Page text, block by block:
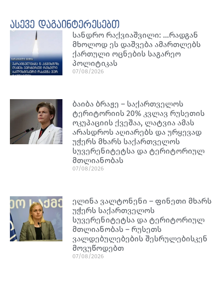
ასევე დაგაინტერესებთ
სანდრო რაქვიაშვილი: …რადგან
მხოლოდ ეს დაშვება ამართლებს
ქართული ოცნების საგარეო
პოლიტიკას
07/08/2026
ბაიბა ბრაჟე – საქართველოს
ტერიტორიის 20% კვლავ რუსეთის
ოკუპაციის ქვეშაა, ლატვია ამას
არასდროს აღიარებს და ურყევად
უჭერს მხარს საქართველოს
სუვერენიტეტსა და ტერიტორიულ
მთლიანობას
07/08/2026
ელინა ვალტონენი – ფინეთი მხარს
უჭერს საქართველოს
სუვერენიტეტსა და ტერიტორიულ
მთლიანობას – რუსეთს
ვალდებულებების შესრულებისკენ
მოვუწოდებთ
07/08/2026